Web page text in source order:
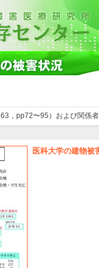
，pp72〜95）および関係者
医科大学の建物被